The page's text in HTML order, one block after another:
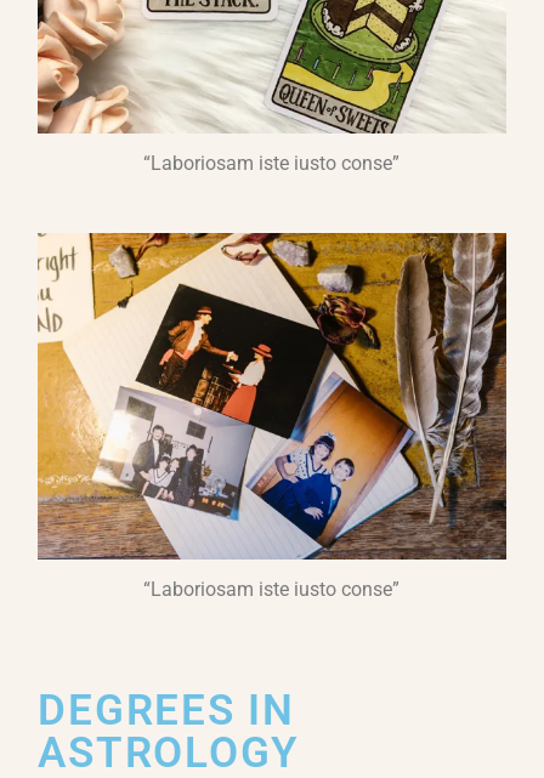
“Laboriosam iste iusto conse”
“Laboriosam iste iusto conse”
DEGREES IN
ASTROLOGY